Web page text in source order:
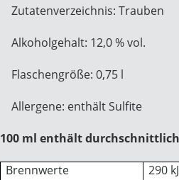
Zutatenverzeichnis: Trauben
Alkoholgehalt: 12,0 % vol.
Flaschengröße: 0,75 l
Allergene: enthält Sulfite
100 ml enthält
Brennwerte
290